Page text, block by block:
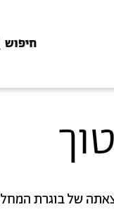
חיפוש
של בוגרת